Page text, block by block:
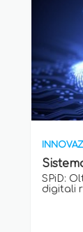
SPiD:
digitali